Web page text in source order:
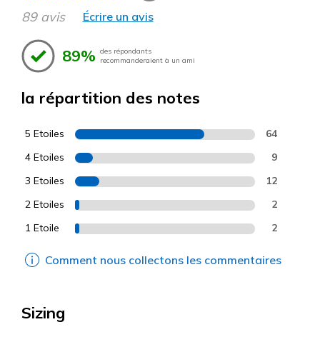
89 avis Écrire un avis
89% des répondants
recommanderaient à un ami
la répartition des notes
5 Etoiles 64
4 Etoiles 9
3 Etoiles 12
2 Etoiles 2
1 Etoile 2
Comment nous collectons les commentaires
Sizing